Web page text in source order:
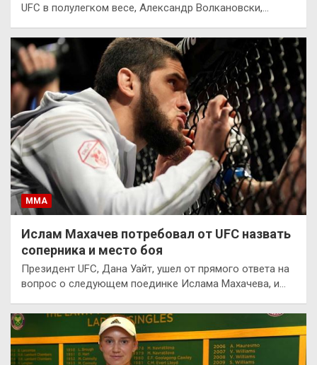
UFC в полулегком весе, Александр Волкановски,…
ММА
Ислам Махачев потребовал от UFC назвать
соперника и место боя
Президент UFC, Дана Уайт, ушел от прямого ответа на
вопрос о следующем поединке Ислама Махачева, и…